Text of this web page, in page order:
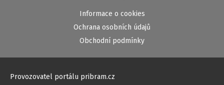
Informace o cookies
Ochrana osobních údajů
Obchodní podmínky
Provozovatel portálu pribram.cz